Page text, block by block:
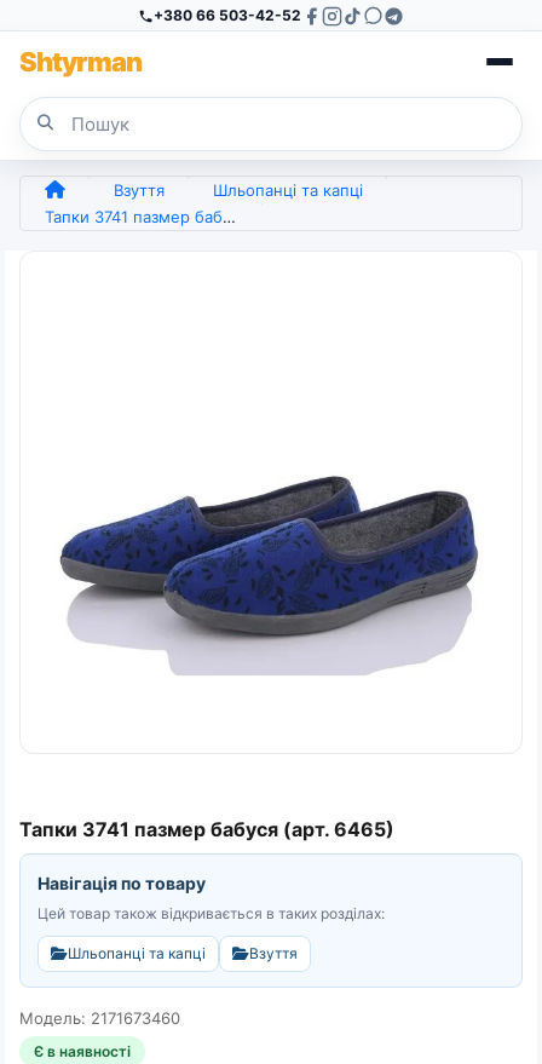
+380 66 503-42-52
Shtyrman
Взуття
Шльопанці та капці
Тапки 3741 пазмер бабуся (арт. 6465)
Тапки 3741 пазмер бабуся (арт. 6465)
Навігація по товару
Цей товар також відкривається в таких розділах:
Шльопанці та капці Взуття
Модель: 2171673460
Є в наявності